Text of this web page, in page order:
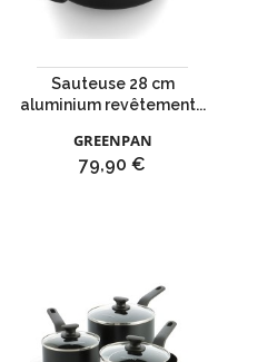
Sauteuse 28 cm
aluminium revêtement...
GREENPAN
Prix
79,90 €